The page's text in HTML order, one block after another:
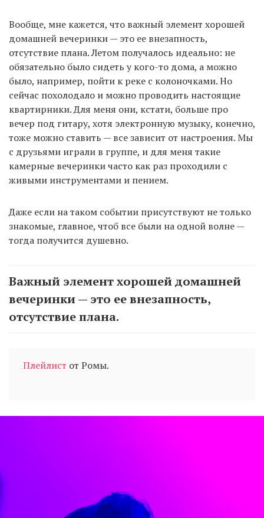
Вообще, мне кажется, что важный элемент хорошей
домашней вечеринки — это ее внезапность,
отсутствие плана. Летом получалось идеально: не
обязательно было сидеть у кого-то дома, а можно
было, например, пойти к реке с колоночками. Но
сейчас похолодало и можно проводить настоящие
квартирники. Для меня они, кстати, больше про
вечер под гитару, хотя электронную музыку, конечно,
тоже можно ставить — все зависит от настроения. Мы
с друзьями играли в группе, и для меня такие
камерные вечеринки часто как раз проходили с
живыми инструментами и пением.
Даже если на таком событии присутствуют не только
знакомые, главное, чтоб все были на одной волне —
тогда получится душевно.
Важный элемент хорошей домашней
вечеринки — это ее внезапность,
отсутствие плана.
Плейлист от Ромы.